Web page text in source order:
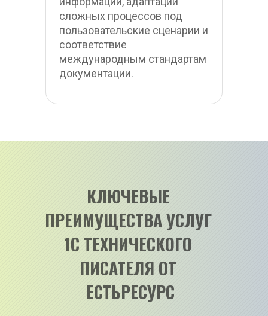
сложных процессов под
пользовательские сценарии и
соответствие
международным стандартам
документации.
КЛЮЧЕВЫЕ
ПРЕИМУЩЕСТВА УСЛУГ
1С ТЕХНИЧЕСКОГО
ПИСАТЕЛЯ ОТ
ЕСТЬРЕСУРС